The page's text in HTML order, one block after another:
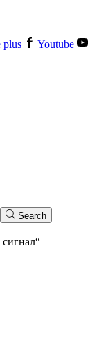
plus
Youtube
Search